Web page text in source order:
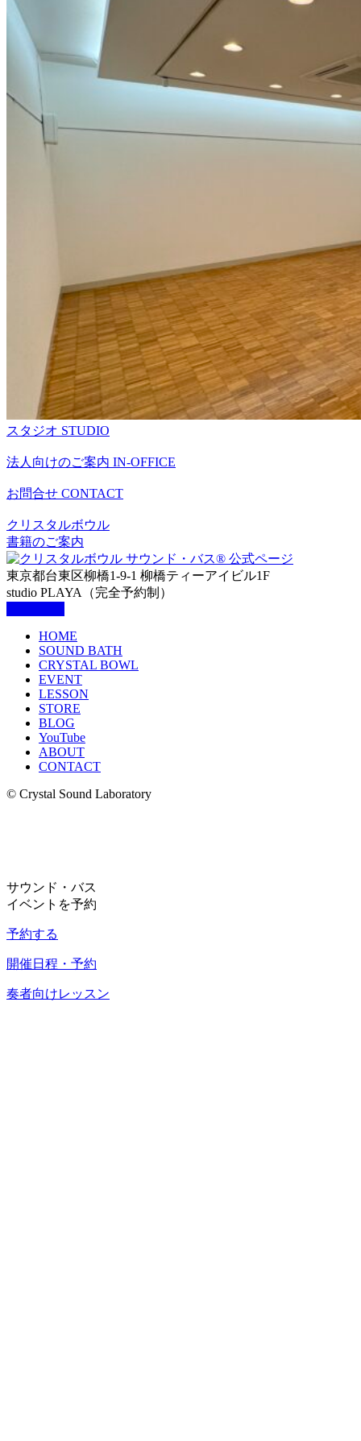
スタジオ STUDIO
法人向けのご案内 IN-OFFICE
お問合せ CONTACT
クリスタルボウル
書籍のご案内
東京都台東区柳橋1-9-1 柳橋ティーアイビル1F
studio PLAYA（完全予約制）
HOME
SOUND BATH
CRYSTAL BOWL
EVENT
LESSON
STORE
BLOG
YouTube
ABOUT
CONTACT
© Crystal Sound Laboratory
サウンド・バス
イベントを予約
予約する
開催日程・予約
奏者向けレッスン